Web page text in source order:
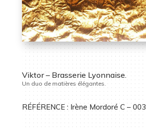
Viktor – Brasserie Lyonnaise.
Un duo de matières élégantes.
RÉFÉRENCE : Irène Mordoré C – 003